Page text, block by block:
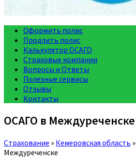
Оформить полис
Продлить полис
Калькулятор ОСАГО
Страховые компании
Вопросы и Ответы
Полезные сервисы
Отзывы
Контакты
ОСАГО в Междуреченске
Страхование » Кемеровская область »
Междуреченске